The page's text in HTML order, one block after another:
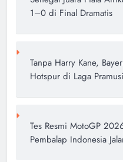
1–0 di Final Dramatis
Tanpa Harry Kane,
Hotspur di Laga
Tes Resmi MotoGP
Pembalap Indonesia